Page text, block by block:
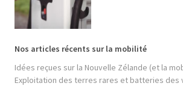
Nos articles récents sur la mobilité
Idées reçues sur la Nouvelle Zélande (et la
Exploitation des terres rares et batteries des